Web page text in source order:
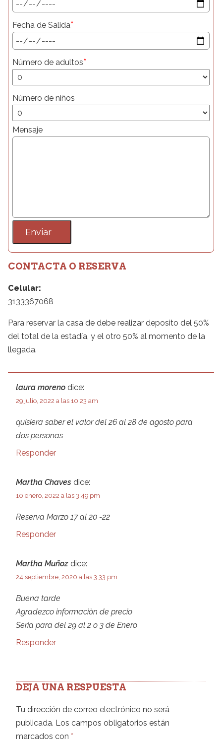
Fecha de Salida*
Número de adultos*
Número de niños
Mensaje
CONTACTA O RESERVA
Celular:
3133367068
Para reservar la casa de debe realizar deposito del 50%
del total de la estadía, y el otro 50% al momento de la
llegada.
laura moreno dice:
29 julio, 2022 a las 10:23 am
quisiera saber el valor del 26 al 28 de agosto para
dos personas
Responder
Martha Chaves dice:
10 enero, 2022 a las 3:49 pm
Reserva Marzo 17 al 20 -22
Responder
Martha Muñoz dice:
24 septiembre, 2020 a las 3:33 pm
Buena tarde
Agradezco informaciòn de precio
Serìa para del 29 al 2 o 3 de Enero
Responder
DEJA UNA RESPUESTA
Tu dirección de correo electrónico no será
publicada. Los campos obligatorios están
marcados con *